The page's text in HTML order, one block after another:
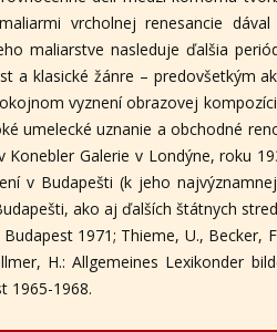
vrcholnej renesancie
maliarstve nasleduje ďalšia
a klasické žánre – predovšetkým
vyznení obrazovej
umelecké uznanie a obchodné
Galerie v Londýne, roku
v Budapešti (k jeho
ako aj ďalších štátnych
1971; Thieme, U.,
H.: Allgemeines Lexikonder
1965-1968.